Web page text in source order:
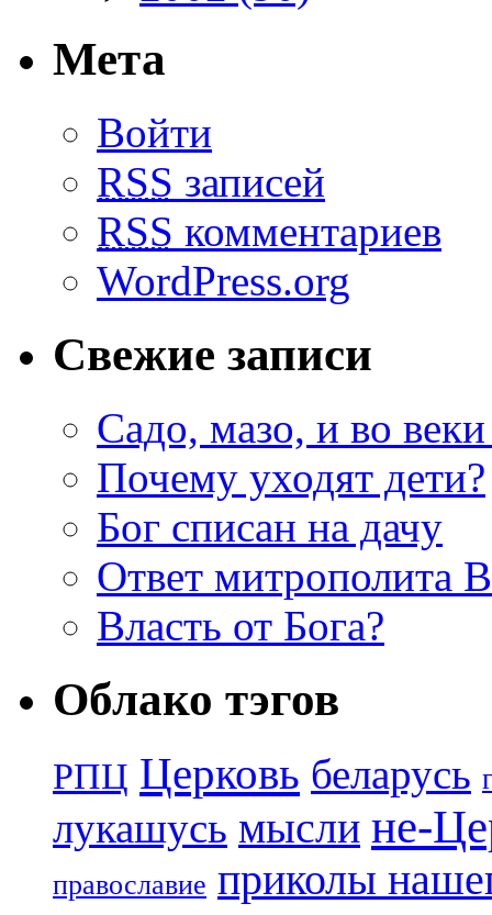
Мета
Войти
RSS записей
RSS комментариев
WordPress.org
Свежие записи
Садо, мазо, и во веки
Почему уходят дети?
Бог списан на дачу
Ответ митрополита
Власть от Бога?
Облако тэгов
РПЦ Церковь беларусь
лукашусь мысли не-
православие приколы